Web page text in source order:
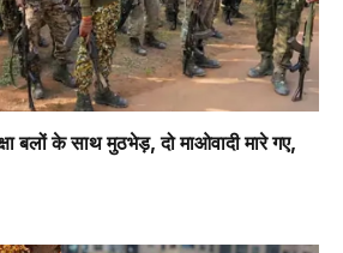
बलों के साथ मुठभेड़, दो माओवादी मारे गए,